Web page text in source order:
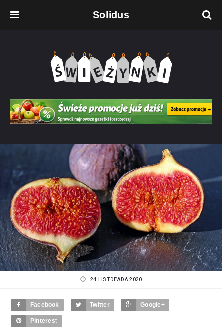
Solidus
24 LISTOPADA 2020
Facebook Twitter Google+
Pinterest